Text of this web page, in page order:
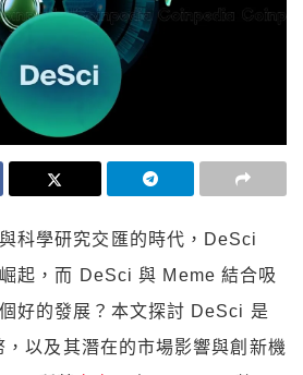
科學研究交匯的時代，DeSci
起，而 DeSci 與 Meme 結合吸
好的發展？本文探討 DeSci 是
以及其潛在的市場影響與創新機